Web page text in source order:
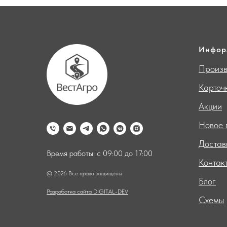
Время работы: с 09:00 до 17:00
© 2026 Все права защищены
Разработка сайта DIGITAL-DEV
Акции
Новое
Блог
Схемы